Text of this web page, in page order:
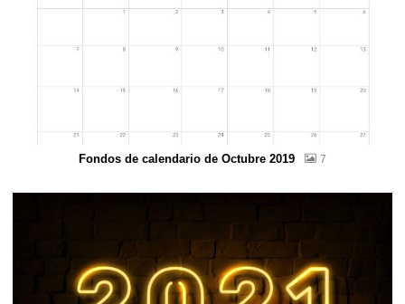
Fondos de calendario de Octubre 2019 7